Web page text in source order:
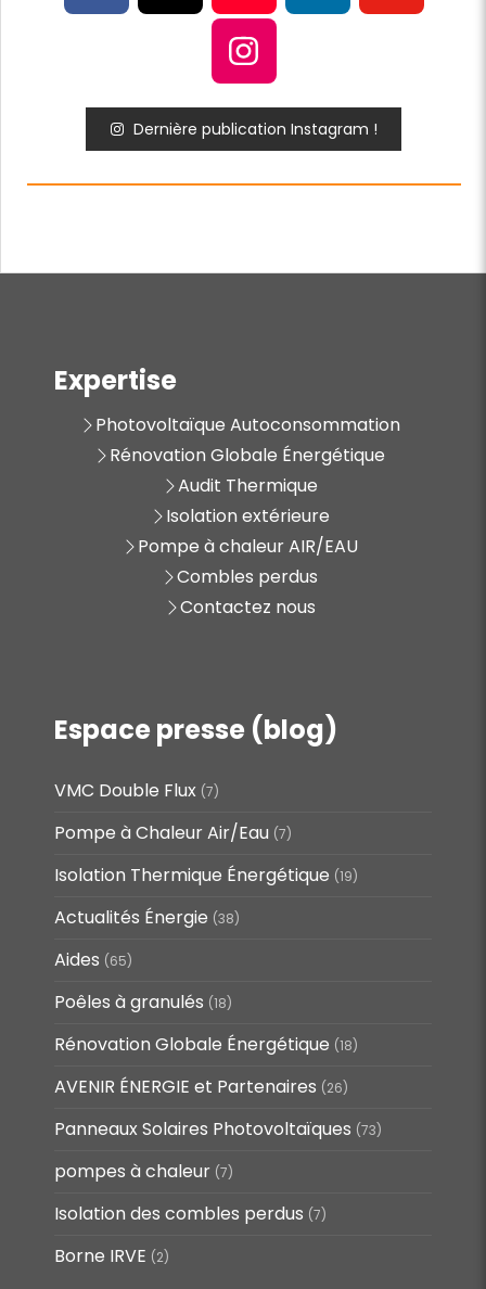
Dernière publication Instagram !
Expertise
Photovoltaïque Autoconsommation
Rénovation Globale Énergétique
Audit Thermique
Isolation extérieure
Pompe à chaleur AIR/EAU
Combles perdus
Contactez nous
Espace presse (blog)
VMC Double Flux (7)
Pompe à Chaleur Air/Eau (7)
Isolation Thermique Énergétique (19)
Actualités Énergie (38)
Aides (65)
Poêles à granulés (18)
Rénovation Globale Énergétique (18)
AVENIR ÉNERGIE et Partenaires (26)
Panneaux Solaires Photovoltaïques (73)
pompes à chaleur (7)
Isolation des combles perdus (7)
Borne IRVE (2)